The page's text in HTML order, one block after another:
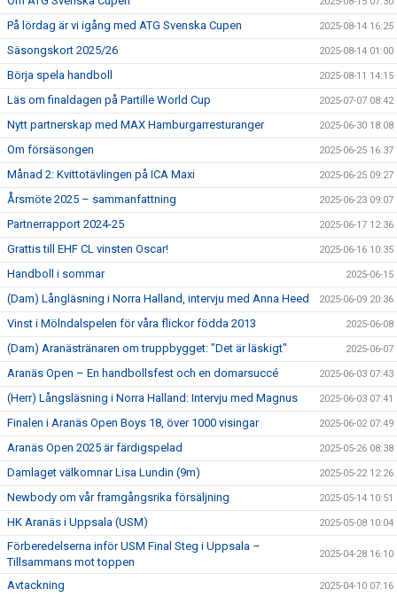
På lördag är vi igång med ATG Svenska Cupen 2025-08-14 16:25
Säsongskort 2025/26 2025-08-14 01:00
Börja spela handboll 2025-08-11 14:15
Läs om finaldagen på Partille World Cup 2025-07-07 08:42
Nytt partnerskap med MAX Hamburgarresturanger 2025-06-30 18:08
Om försäsongen 2025-06-25 16:37
Månad 2: Kvittotävlingen på ICA Maxi 2025-06-25 09:27
Årsmöte 2025 – sammanfattning 2025-06-23 09:07
Partnerrapport 2024-25 2025-06-17 12:36
Grattis till EHF CL vinsten Oscar! 2025-06-16 10:35
Handboll i sommar 2025-06-15
(Dam) Långläsning i Norra Halland, intervju med Anna Heed 2025-06-09 20:36
Vinst i Mölndalspelen för våra flickor födda 2013 2025-06-08
(Dam) Aranästränaren om truppbygget: "Det är läskigt" 2025-06-07
Aranäs Open – En handbollsfest och en domarsuccé 2025-06-03 07:43
(Herr) Långsläsning i Norra Halland: Intervju med Magnus 2025-06-03 07:41
Finalen i Aranäs Open Boys 18, över 1000 visingar 2025-06-02 07:49
Aranäs Open 2025 är färdigspelad 2025-05-26 08:38
Damlaget välkomnar Lisa Lundin (9m) 2025-05-22 12:26
Newbody om vår framgångsrika försäljning 2025-05-14 10:51
HK Aranäs i Uppsala (USM) 2025-05-08 10:04
Förberedelserna inför USM Final Steg i Uppsala –
Tillsammans mot toppen
2025-04-28 16:10
Avtackning 2025-04-10 07:16